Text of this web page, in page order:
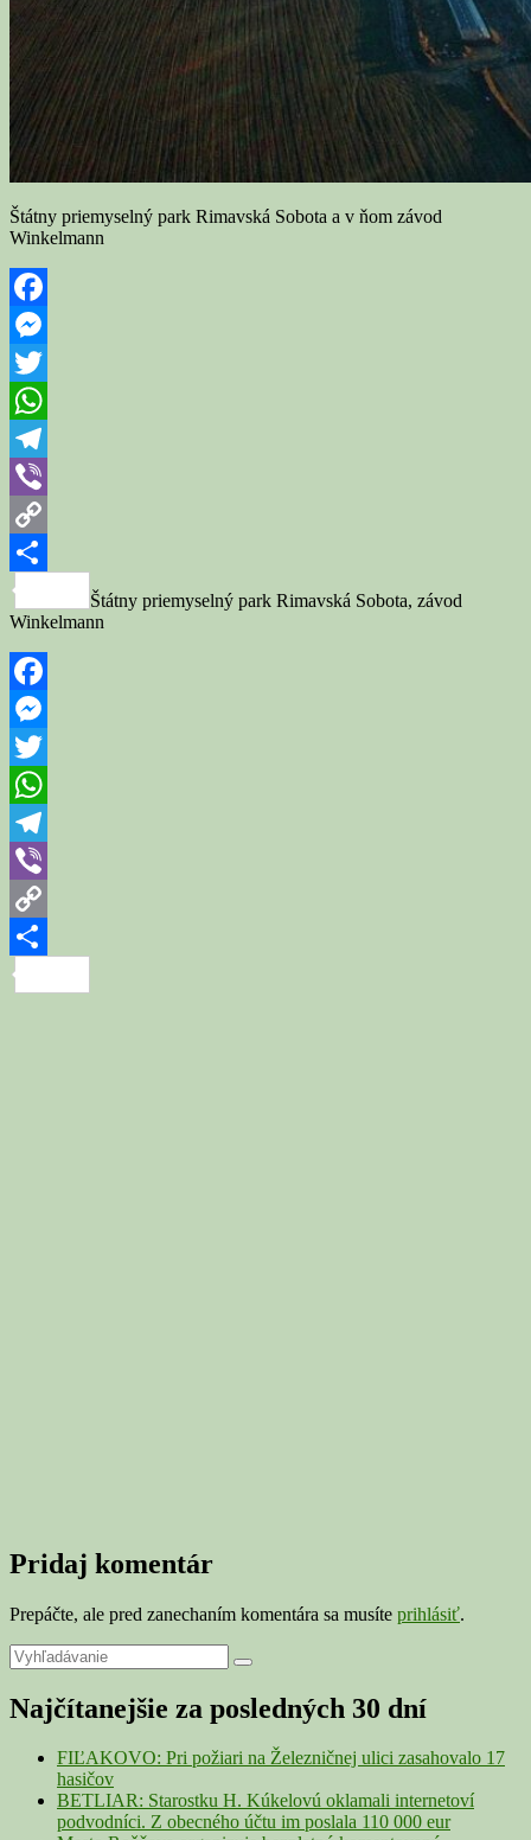
Štátny priemyselný park Rimavská Sobota a v ňom závod
Winkelmann
Facebook
Messenger
Twitter
WhatsApp
Telegram
Viber
Copy
Link
Share
Štátny priemyselný park Rimavská Sobota, závod
Winkelmann
Facebook
Messenger
Twitter
WhatsApp
Telegram
Viber
Copy
Link
Pridaj komentár
Prepáčte, ale pred zanechaním komentára sa musíte prihlásiť.
Primary
Sidebar
Widget
Area
Search
for:
Search
Najčítanejšie za posledných 30 dní
FIĽAKOVO: Pri požiari na Železničnej ulici zasahovalo 17
hasičov
BETLIAR: Starostku H. Kúkelovú oklamali internetoví
podvodníci. Z obecného účtu im poslala 110 000 eur